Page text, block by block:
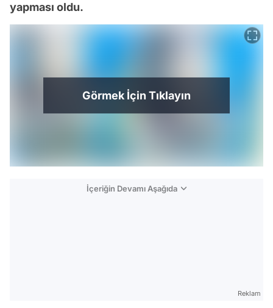
yapması oldu.
Görmek İçin Tıklayın
İçeriğin Devamı Aşağıda
Reklam